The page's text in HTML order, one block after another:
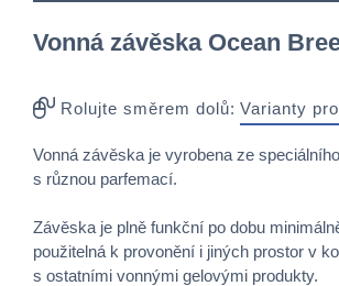
Vonná závěska Ocean
Rolujte směrem dolů: Varianty
Vonná závěska je vyrobena ze
s různou parfemací.
Závěska je plně funkční po dobu
použitelná k provonění i jiných prostor v
s ostatními vonnými gelovými produkty.